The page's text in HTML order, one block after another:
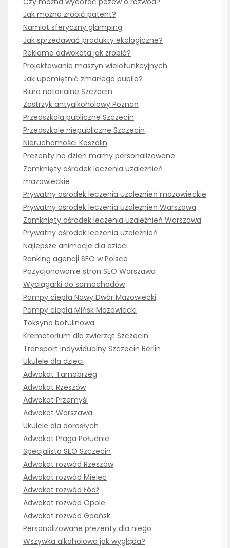
Jak można zrobić patent?
Namiot sferyczny glamping
Jak sprzedawać produkty ekologiczne?
Reklama adwokata jak zrobić?
Projektowanie maszyn wielofunkcyjnych
Jak upamiętnić zmarłego pupila?
Biura notarialne Szczecin
Zastrzyk antyalkoholowy Poznań
Przedszkola publiczne Szczecin
Przedszkole niepubliczne Szczecin
Nieruchomości Koszalin
Prezenty na dzien mamy personalizowane
Zamknięty ośrodek leczenia uzależnień
mazowieckie
Prywatny ośrodek leczenia uzależnień mazowieckie
Prywatny ośrodek leczenia uzależnień Warszawa
Zamknięty ośrodek leczenia uzależnień Warszawa
Prywatny ośrodek leczenia uzależnień
Najlepsze animacje dla dzieci
Ranking agencji SEO w Polsce
Pozycjonowanie stron SEO Warszawa
Wyciągarki do samochodów
Pompy ciepła Nowy Dwór Mazowiecki
Pompy ciepła Mińsk Mazowiecki
Toksyna botulinowa
Krematorium dla zwierząt Szczecin
Transport indywidualny Szczecin Berlin
Ukulele dla dzieci
Adwokat Tarnobrzeg
Adwokat Rzeszów
Adwokat Przemyśl
Adwokat Warszawa
Ukulele dla dorosłych
Adwokat Praga Południe
Specjalista SEO Szczecin
Adwokat rozwód Rzeszów
Adwokat rozwód Mielec
Adwokat rozwód Łódź
Adwokat rozwód Opole
Adwokat rozwód Gdańsk
Personalizowane prezenty dla niego
Wszywka alkoholowa jak wygląda?